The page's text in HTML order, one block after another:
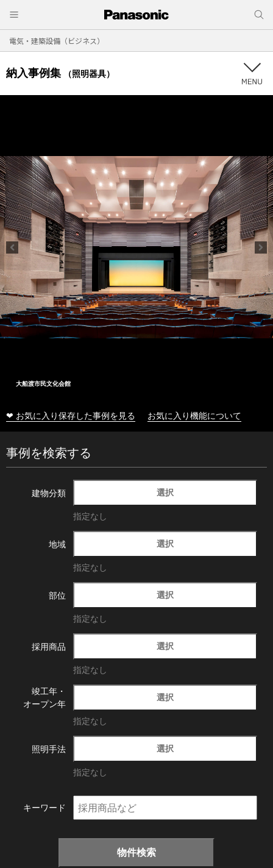
電気・建築設備（ビジネス）
納入事例集 （照明器具）
大船渡市民文化会館
❤ お気に入り保存した事例を見る お気に入り機能について
事例を検索する
建物分類 選択
指定なし
地域 選択
指定なし
部位 選択
指定なし
採用商品 選択
指定なし
竣工年・
オープン年
選択
指定なし
照明手法 選択
指定なし
キーワード
物件検索